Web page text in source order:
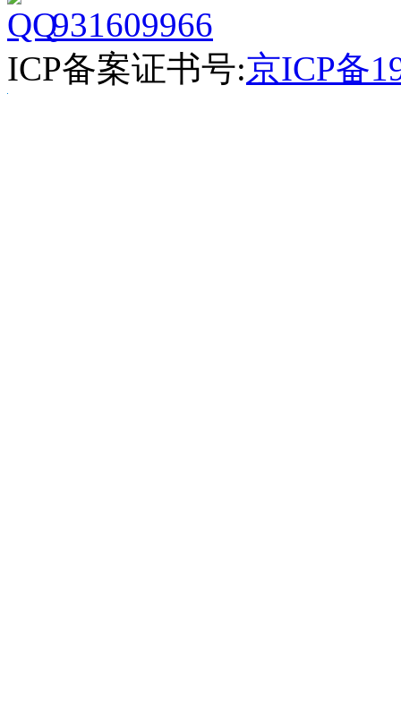
931609966
ICP备案证书号:京ICP备